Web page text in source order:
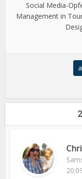
Social Media-
Management in